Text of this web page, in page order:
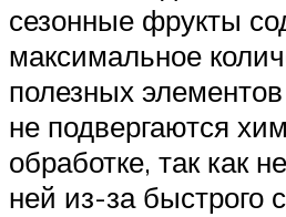
сезонные фрукты
максимальное
полезных
не подвергаются
обработке, так как
ней из-за быстрого